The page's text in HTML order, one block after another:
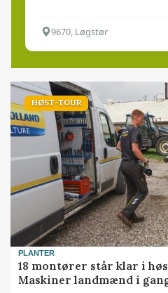
9670, Løgstør
HØST-TOUR
PLANTER
18 montører står klar i
Maskiner landmænd i